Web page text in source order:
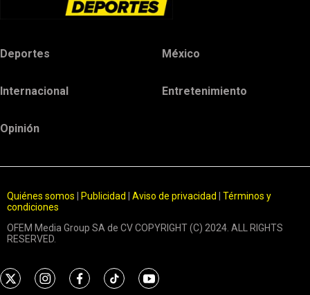
Deportes México
Internacional Entretenimiento
Opinión
Quiénes somos Publicidad Aviso de privacidad
Términos y
condiciones
OFEM Media Group SA de CV COPYRIGHT (C) 2024. ALL RIGHTS
RESERVED.
t
i
f
t
y